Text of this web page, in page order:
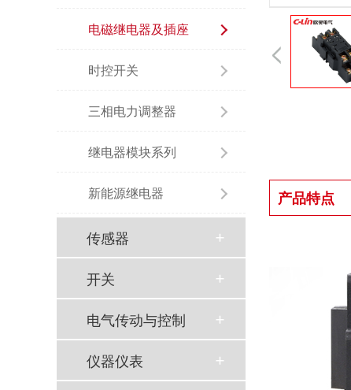
产品特点
电磁继电器及插座
时控开关
三相电力调整器
继电器模块系列
新能源继电器
传感器
开关
电气传动与控制
仪器仪表